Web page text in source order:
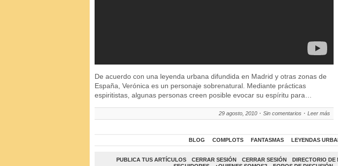
De acuerdo con una leyenda urbana difundida en Madrid y otras zonas de
España, Verónica es un personaje sobrenatural. Mediante prácticas
espiritistas, algunas personas creen posible evocar su espíritu para…
29 agosto, 2010 Sin comentarios Leer más
BLOG COMPLOTS FANTASMAS LEYENDAS
PUBLICA TUS ARTÍCULOS CERRAR SESIÓN CERRAR SESIÓN DIRECTORIO DE